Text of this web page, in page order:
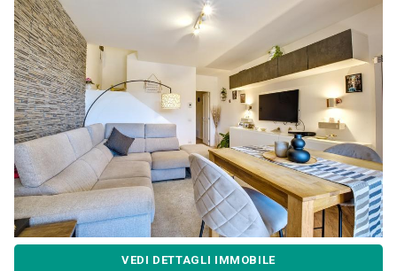
VEDI DETTAGLI IMMOBILE